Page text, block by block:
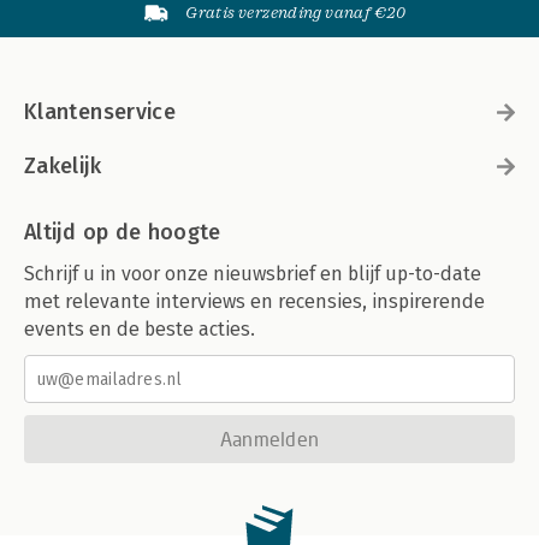
Gratis verzending vanaf €20
Klantenservice
Zakelijk
Altijd op de hoogte
Schrijf u in voor onze nieuwsbrief en blijf up-to-date
met relevante interviews en recensies, inspirerende
events en de beste acties.
Aanmelden